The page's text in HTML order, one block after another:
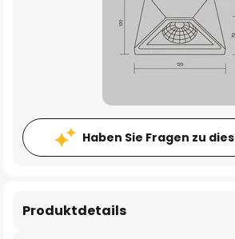
Haben Sie Fragen zu
Produktdetails